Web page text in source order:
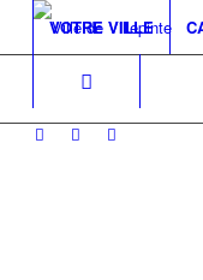
VOTRE VILLE